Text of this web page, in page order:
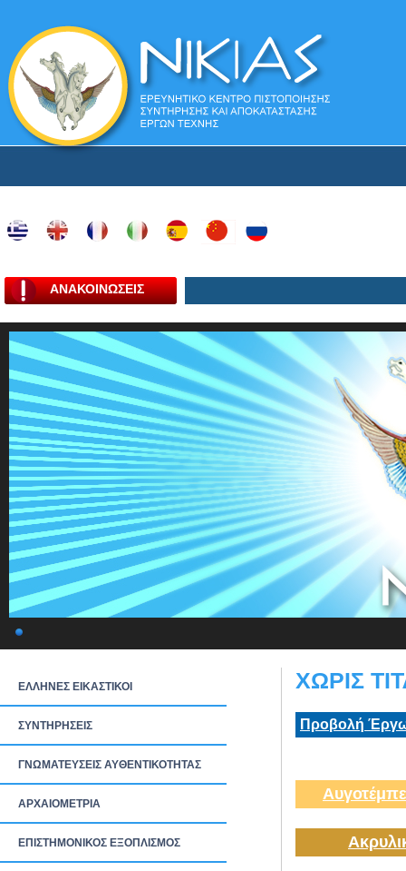
ΑΝΑΚΟΙΝΩΣΕΙΣ
ΕΛΛΗΝΕΣ ΕΙΚΑΣΤΙΚΟΙ
ΣΥΝΤΗΡΗΣΕΙΣ
ΓΝΩΜΑΤΕΥΣΕΙΣ ΑΥΘΕΝΤΙΚΟΤΗΤΑΣ
ΑΡΧΑΙΟΜΕΤΡΙΑ
ΕΠΙΣΤΗΜΟΝΙΚΟΣ ΕΞΟΠΛΙΣΜΟΣ
ΧΩΡΙΣ
Προβολή